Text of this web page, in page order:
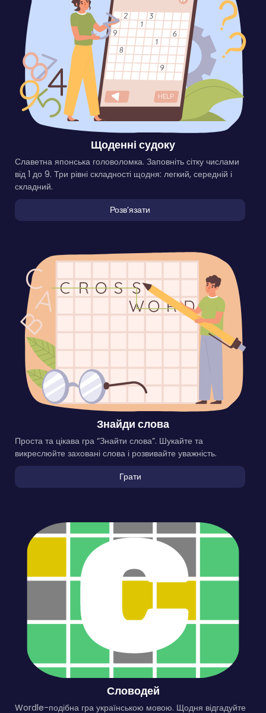
Щоденні судоку
Славетна японська головоломка. Заповніть сітку числами
від 1 до 9. Три рівні складності щодня: легкий, середній і
складний.
Розвʼязати
Знайди слова
Проста та цікава гра “Знайти слова”. Шукайте та
викреслюйте заховані слова і розвивайте уважність.
Грати
Словодей
Wordle-подібна гра українською мовою. Щодня відгадуйте